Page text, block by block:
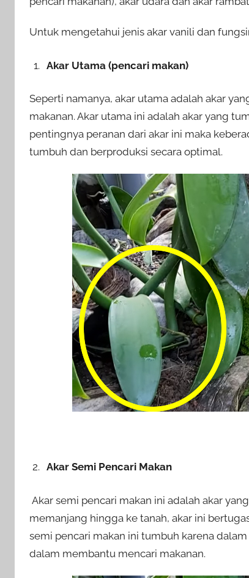
Untuk mengetahui jenis akar vanili dan
Akar Utama (pencari makan)
Seperti namanya, akar utama adalah akar
makanan. Akar utama ini adalah akar yang
pentingnya peranan dari akar ini maka
tumbuh dan berproduksi secara optimal.
Akar Semi Pencari Makan
Akar semi pencari makan ini adalah akar
memanjang hingga ke tanah, akar ini
semi pencari makan ini tumbuh karena
dalam membantu mencari makanan.